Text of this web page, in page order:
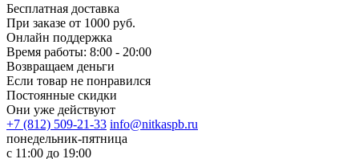
Бесплатная доставка
При заказе от 1000 руб.
Онлайн поддержка
Время работы: 8:00 - 20:00
Возвращаем деньги
Если товар не понравился
Постоянные скидки
Они уже действуют
+7 (812) 509-21-33 info@nitkaspb.ru
понедельник-пятница
с 11:00 до 19:00